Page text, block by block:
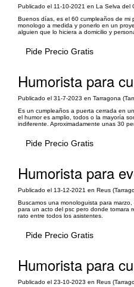
Publicado el 11-10-2021 en La Selva del
Buenos días, es el 60 cumpleaños de mi
monologo a medida y ponerlo en un
alguien que lo hiciera a domicilio y
Pide Precio Gratis
Humorista para
Publicado el 31-7-2023 en Tarragona
Es un cumpleaños a puerta cerrada en
el humor es amplio, todos o la mayoría
indiferente. Aproximadamente unas 30
Pide Precio Gratis
Humorista para
Publicado el 13-12-2021 en Reus
Buscamos una monologuista para
para un acto del psc pero donde tomara
rato entre todos los asistentes.
Pide Precio Gratis
Humorista para
Publicado el 23-10-2023 en Reus